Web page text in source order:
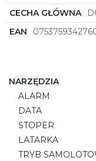
Jeżeli szukasz
funkcjonalność,
GarminVenu X1 (
wyborem.
wyświetlacz i
wszystkim
CECHA GŁÓWNA
EAN
NARZĘDZIA
ALARM
DATA
STOPER
LATARKA
TRYB